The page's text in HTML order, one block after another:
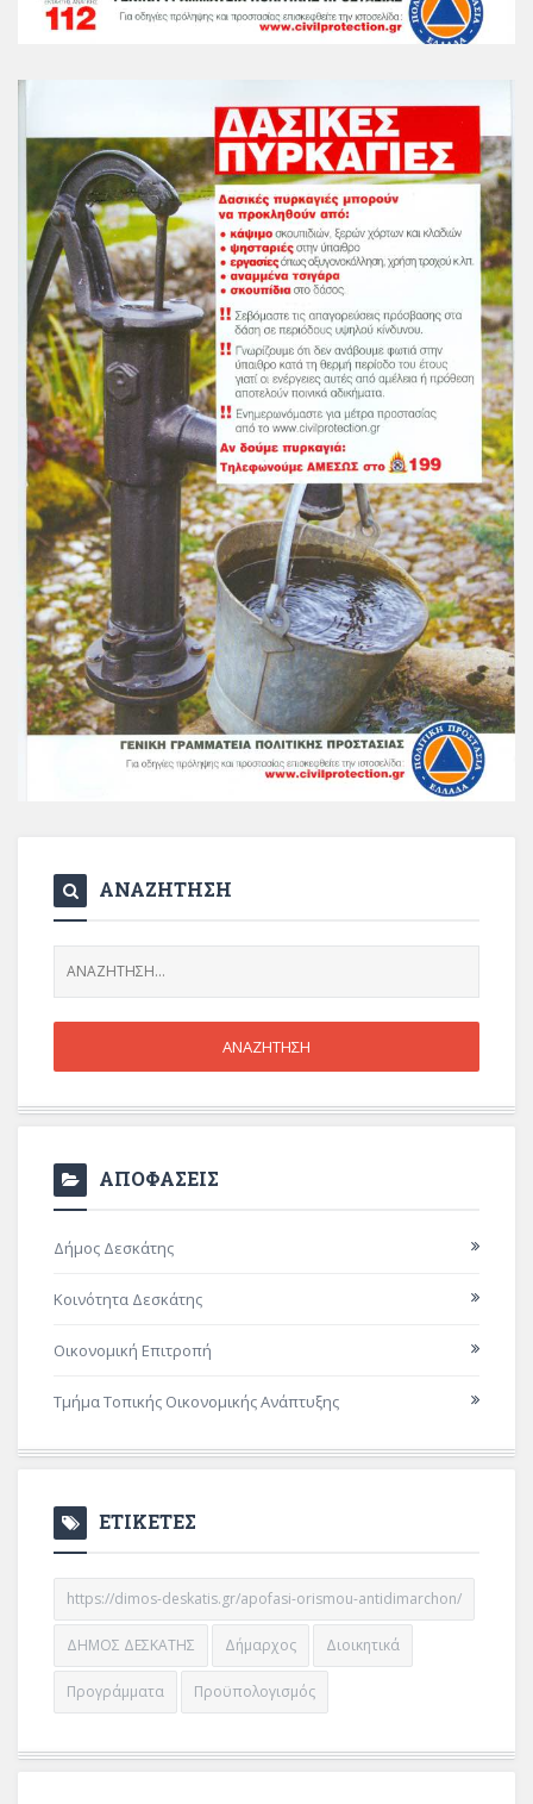
ΑΝΑΖΗΤΗΣΗ
ΑΠΟΦΑΣΕΙΣ
Δήμος Δεσκάτης
Κοινότητα Δεσκάτης
Οικονομική Επιτροπή
Τμήμα Τοπικής Οικονομικής Ανάπτυξης
ΕΤΙΚΕΤΕΣ
https://dimos-deskatis.gr/apofasi-orismou-antidimarchon/
ΔΗΜΟΣ ΔΕΣΚΑΤΗΣ Δήμαρχος Διοικητικά
Προγράμματα Προϋπολογισμός